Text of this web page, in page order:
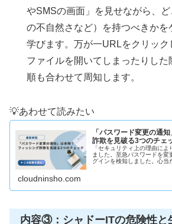
やSMSの画面」を見せながら、
の不自然さなど）を持つべきかを
学びます。万が一URLをクリック
ファイルを開いてしまったりした
順も合わせて周知します。
💡あわせて読みたい
「パスワード変更の通
詐欺を見破る3つのチェ
「セキュリティ上の理由に
ました。至急パスワードを変
グインを検知しました。心当
cloudninsho.com
内容③：シャドーITの危険性と